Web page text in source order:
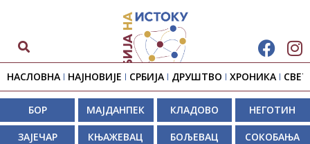
НАСЛОВНА НАЈНОВИЈЕ СРБИЈА ДРУШТВО ХРОНИКА СВЕТ
БОР МАЈДАНПЕК КЛАДОВО НЕГОТИН
ЗАЈЕЧАР КЊАЖЕВАЦ БОЉЕВАЦ СОКОБАЊА